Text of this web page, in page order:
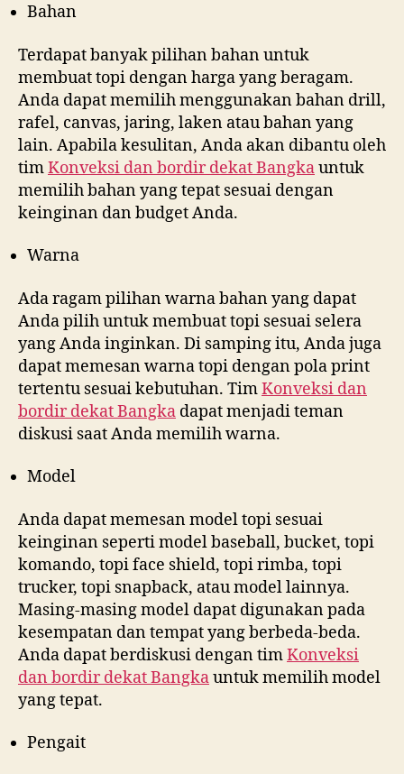
Bahan
Terdapat banyak pilihan bahan untuk
membuat topi dengan harga yang beragam.
Anda dapat memilih menggunakan bahan drill,
rafel, canvas, jaring, laken atau bahan yang
lain. Apabila kesulitan, Anda akan dibantu oleh
timKonveksi dan bordir dekatBangkauntuk
memilih bahan yang tepat sesuai dengan
keinginan dan budget Anda.
Warna
Ada ragam pilihan warna bahan yang dapat
Anda pilih untuk membuat topi sesuai selera
yang Anda inginkan. Di samping itu, Anda juga
dapat memesan warna topi dengan pola print
tertentu sesuai kebutuhan. TimKonveksi dan
bordir dekatBangka dapat menjadi teman
diskusi saat Anda memilih warna.
Model
Anda dapat memesan model topi sesuai
keinginan seperti model baseball, bucket, topi
komando, topi face shield, topi rimba, topi
trucker, topi snapback, atau model lainnya.
Masing-masing model dapat digunakan pada
kesempatan dan tempat yang berbeda-beda.
Anda dapat berdiskusi dengan timKonveksi
dan bordir dekatBangkauntuk memilih model
yang tepat.
Pengait